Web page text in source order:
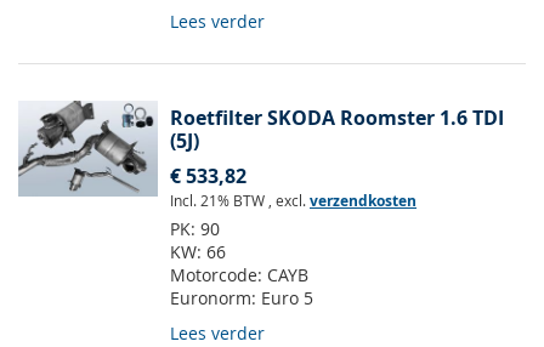
Lees verder
Roetfilter SKODA Roomster 1.6 TDI
(5J)
€ 533,82
Incl. 21% BTW , excl.verzendkosten
PK: 90
KW: 66
Motorcode: CAYB
Euronorm: Euro 5
Lees verder